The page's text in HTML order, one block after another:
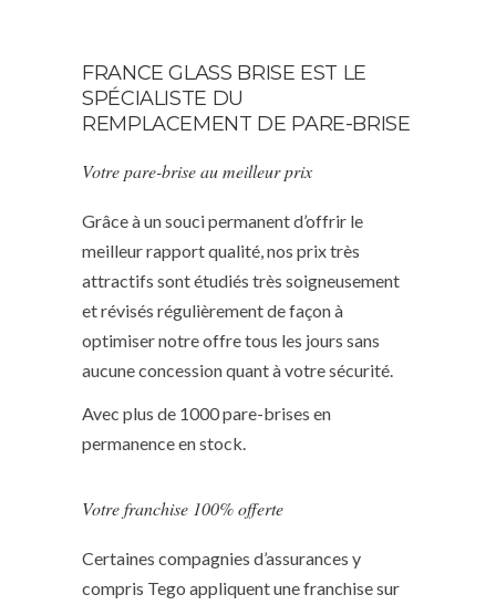
FRANCE GLASS BRISE EST LE
SPÉCIALISTE DU
REMPLACEMENT DE PARE-BRISE
Votre pare-brise au meilleur prix
Grâce à un souci permanent d’offrir le
meilleur rapport qualité, nos prix très
attractifs sont étudiés très soigneusement
et révisés régulièrement de façon à
optimiser notre offre tous les jours sans
aucune concession quant à votre sécurité.
Avec plus de 1000 pare-brises en
permanence en stock.
Votre franchise 100% offerte
Certaines compagnies d’assurances y
compris Tego appliquent une franchise sur